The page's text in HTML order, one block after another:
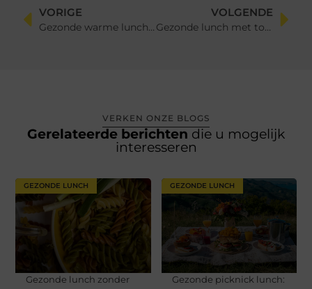
VORIGE
Gezonde warme lunch: makkelijke ideeën voor thuis, werk en koude dagen
VOLGENDE
Gezonde lunch met tonijn: makkelijke ideeën voor brood, wraps en salades
VERKEN ONZE BLOGS
Gerelateerde berichten die u mogelijk
interesseren
GEZONDE LUNCH
Gezonde lunch zonder
GEZONDE LUNCH
Gezonde picknick lunch: